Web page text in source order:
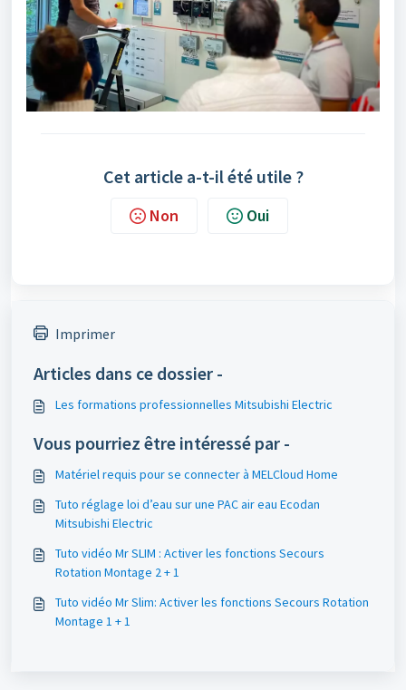
Cet article a-t-il été utile ?
Non Oui
Imprimer
Articles dans ce dossier -
Les formations professionnelles Mitsubishi Electric
Vous pourriez être intéressé par -
Matériel requis pour se connecter à MELCloud Home
Tuto réglage loi d’eau sur une PAC air eau Ecodan
Mitsubishi Electric
Tuto vidéo Mr SLIM : Activer les fonctions Secours
Rotation Montage 2 + 1
Tuto vidéo Mr Slim: Activer les fonctions Secours Rotation
Montage 1 + 1